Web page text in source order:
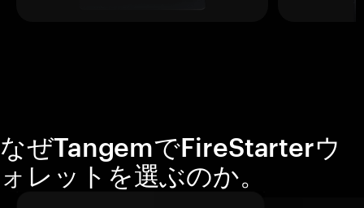
なぜTangemでFireStarterウ
ォレットを選ぶのか。